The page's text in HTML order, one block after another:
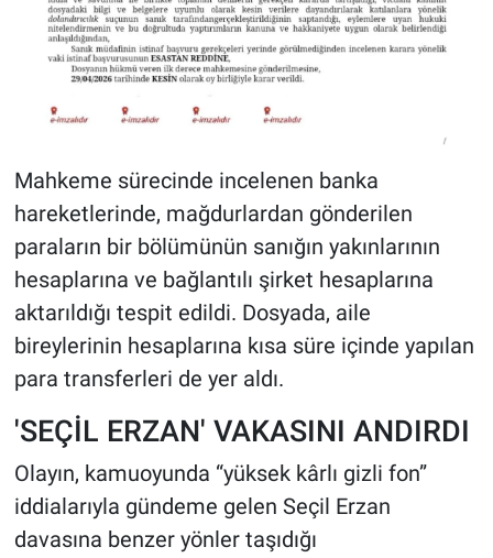
Mahkeme sürecinde incelenen banka
hareketlerinde, mağdurlardan gönderilen
paraların bir bölümünün sanığın yakınlarının
hesaplarına ve bağlantılı şirket hesaplarına
aktarıldığı tespit edildi. Dosyada, aile
bireylerinin hesaplarına kısa süre içinde yapılan
para transferleri de yer aldı.
'SEÇİL ERZAN' VAKASINI ANDIRDI
Olayın, kamuoyunda “yüksek kârlı gizli fon”
iddialarıyla gündeme gelen Seçil Erzan
davasına benzer yönler taşıdığı